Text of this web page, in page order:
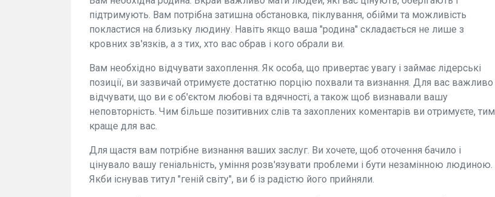
підтримують. Вам потрібна затишна обстановка, піклування, обійми та можливість
покластися на близьку людину. Навіть якщо ваша "родина" складається не лише з
кровних зв'язків, а з тих, хто вас обрав і кого обрали ви.
Вам необхідно відчувати захоплення. Як особа, що привертає увагу і займає лідерські
позиції, ви зазвичай отримуєте достатню порцію похвали та визнання. Для вас важливо
відчувати, що ви є об'єктом любові та вдячності, а також щоб визнавали вашу
неповторність. Чим більше позитивних слів та захоплених коментарів ви отримуєте, тим
краще для вас.
Для щастя вам потрібне визнання ваших заслуг. Ви хочете, щоб оточення бачило і
цінувало вашу геніальність, уміння розв'язувати проблеми і бути незамінною людиною.
Якби існував титул "геній світу", ви б із радістю його прийняли.